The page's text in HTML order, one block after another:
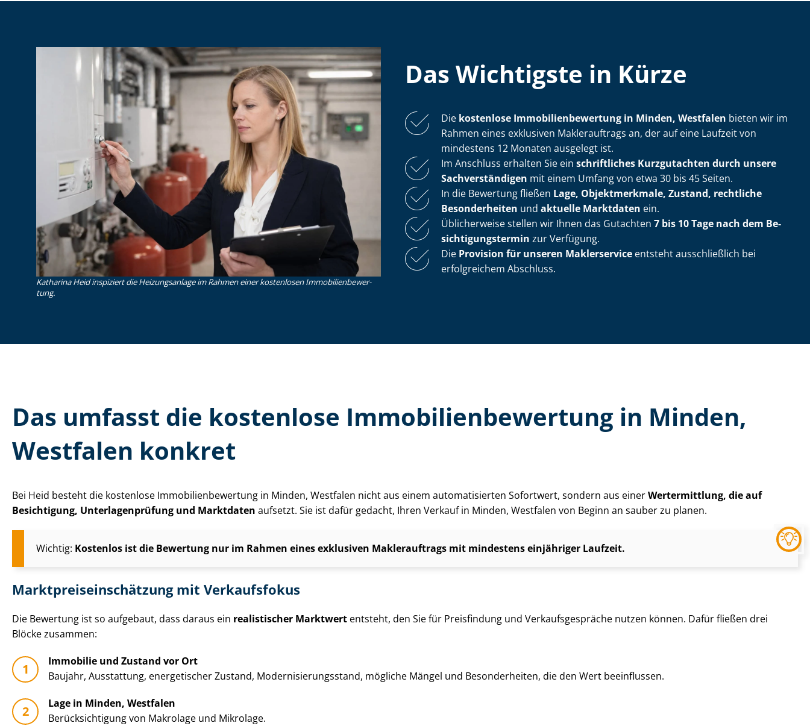
Katharina Heid inspiziert die Heizungsanlage im Rahmen einer kostenlosen Im­mo­bi­li­en­be­wer­
tung.
Das Wichtigste in Kürze
Die kostenlose Im­mo­bi­li­en­be­wer­tung in Minden, Westfalen bieten wir im
Rahmen eines exklusiven Maklerauftrags an, der auf eine Laufzeit von
mindestens 12 Monaten ausgelegt ist.
Im Anschluss erhalten Sie ein schriftliches Kurzgutachten durch unsere
Sach­ver­stän­di­gen mit einem Umfang von etwa 30 bis 45 Seiten.
In die Bewertung fließen Lage, Objektmerkmale, Zustand, rechtliche
Besonderheiten und aktuelle Marktdaten ein.
Üblicherweise stellen wir Ihnen das Gutachten 7 bis 10 Tage nach dem Be­
sich­ti­gungs­ter­min zur Verfügung.
Die Provision für unseren Maklerservice entsteht ausschließlich bei
erfolgreichem Abschluss.
Das umfasst die kostenlose Im­mo­bi­li­en­be­wer­tung in Minden,
Westfalen konkret
Bei Heid besteht die kostenlose Im­mo­bi­li­en­be­wer­tung in Minden, Westfalen nicht aus einem automatisierten Sofortwert, sondern aus einerWertermittlung, die auf
Besichtigung, Un­ter­la­gen­prü­fung und Marktdaten aufsetzt. Sie ist dafür gedacht, Ihren Verkauf in Minden, Westfalen von Beginn an sauber zu planen.
Wichtig: Kostenlos ist die Bewertung nur im Rahmen eines exklusiven Maklerauftrags mit mindestens einjähriger Laufzeit.
Markt­preis­ein­schät­zung mit Verkaufsfokus
Die Bewertung ist so aufgebaut, dass daraus ein realistischer Marktwert entsteht, den Sie für Preisfindung und Ver­kaufs­ge­sprä­che nutzen können. Dafür fließen drei
Blöcke zusammen:
Immobilie und Zustand vor Ort
Baujahr, Ausstattung, energetischer Zustand, Mo­der­ni­sie­rungs­stand, mögliche Mängel und Besonderheiten, die den Wert beeinflussen.
Lage in Minden, Westfalen
Be­rück­sich­ti­gung von Makrolage und Mikrolage.